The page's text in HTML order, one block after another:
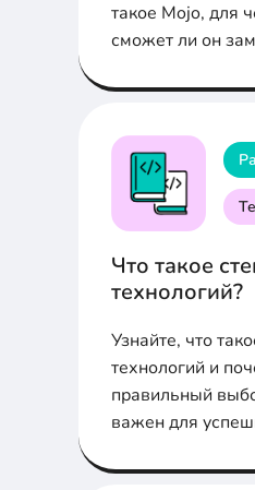
такое Mojo, для
сможет ли он
Что такое
технологий?
Узнайте, что
технологий и
правильный
важен для
рассмотрены